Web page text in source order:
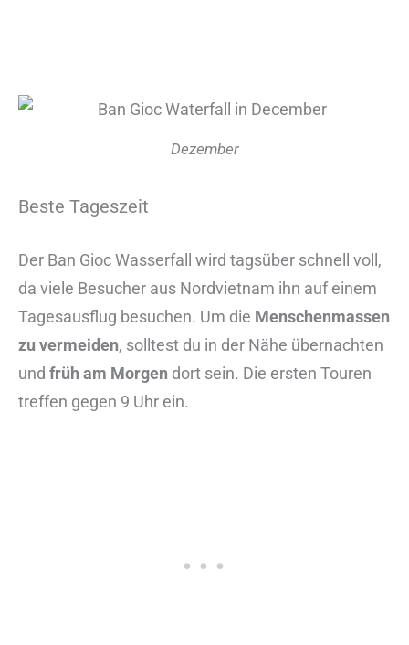
Dezember
Beste Tageszeit
Der Ban Gioc Wasserfall wird tagsüber schnell voll,
da viele Besucher aus Nordvietnam ihn auf einem
Tagesausflug besuchen. Um die Menschenmassen
zu vermeiden, solltest du in der Nähe übernachten
und früh am Morgen dort sein. Die ersten Touren
treffen gegen 9 Uhr ein.